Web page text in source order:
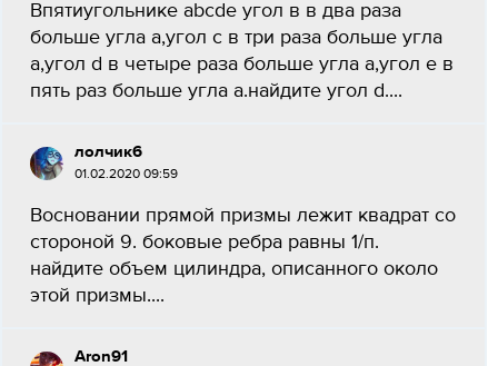
Впятиугольнике abcde угол в в два раза
больше угла а,угол с в три раза больше угла
а,угол d в четыре раза больше угла а,угол е в
пять раз больше угла а.найдите угол d....
лолчик6
01.02.2020 09:59
Восновании прямой призмы лежит квадрат со
стороной 9. боковые ребра равны 1/п.
найдите объем цилиндра, описанного около
этой призмы....
Aron91